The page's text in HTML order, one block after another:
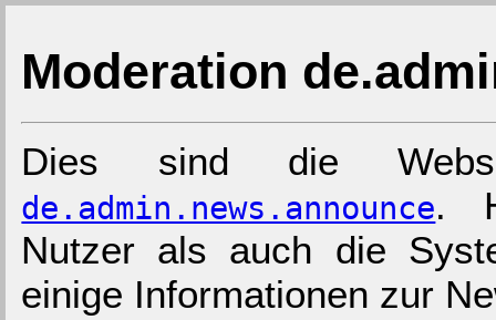
Moderation
Dies sind die
de.admin.news.announce.
Nutzer als auch die
einige Informationen zur